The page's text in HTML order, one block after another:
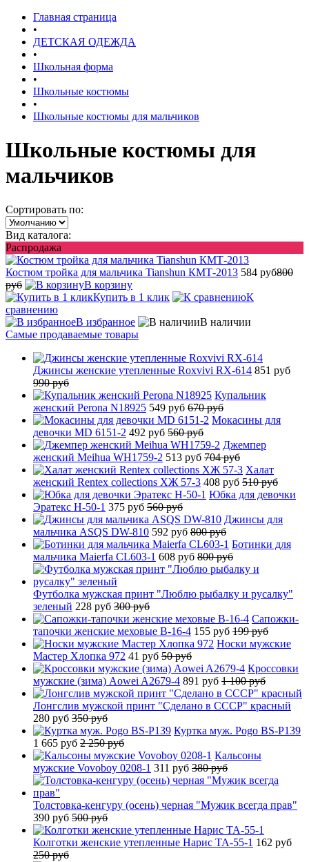
Главная страница
•
ДЕТСКАЯ ОДЕЖДА
•
Школьная форма
•
Школьные костюмы
•
Школьные костюмы для мальчиков
Школьные костюмы для
мальчиков
Сортировать по:
Вид каталога:
Распродажа
Костюм тройка для мальчика Tianshun КМТ-2013 584 руб800
руб
В корзину
Купить в 1 клик
К
сравнению
В избранное
В наличии
Самые продаваемые товары
Джинсы женские утепленные Roxvivi RX-614 851 руб
990 руб
Купальник
женский Perona N18925 549 руб 670 руб
Мокасины для
девочки MD 6151-2 492 руб 560 руб
Джемпер
женский Meihua WH1759-2 513 руб 704 руб
Халат
женский Rentex collections ХЖ 57-3 408 руб 510 руб
Юбка для девочки
Эратекс H-50-1 375 руб 560 руб
Джинсы для
мальчика ASQS DW-810 592 руб 800 руб
Ботинки для
мальчика Maierfa CL603-1 608 руб 800 руб
Футболка мужская принт "Люблю рыбалку и русалку"
зеленый 228 руб 300 руб
Сапожки-
тапочки женские меховые B-16-4 155 руб 199 руб
Носки мужские
Мастер Хлопка 972 41 руб 50 руб
Кроссовки
мужские (зима) Aowei A2679-4 891 руб 1 100 руб
Лонгслив мужской принт "Сделано в СССР" красный
280 руб 350 руб
Куртка муж. Pogo BS-P139
1 665 руб 2 250 руб
Кальсоны
мужские Vovoboy 0208-1 311 руб 380 руб
Толстовка-кенгуру (осень) черная "Мужик всегда прав"
390 руб 500 руб
Колготки женские утепленные Нарис TA-55-1 162 руб
250 руб